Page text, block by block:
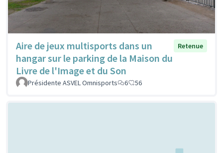
Aire de jeux multisports dans un
hangar sur le parking de la Maison du
Livre de l'Image et du Son
Retenue
Présidente ASVEL Omnisports 6 56